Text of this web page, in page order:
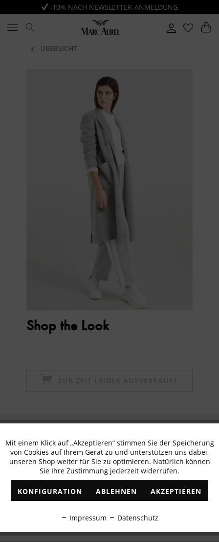
-10% NACH NEWSLETTER-ANMELDUNG
ÜBERSICHT
Shop the Look
erhalten
✓ Exklusive Angebote ✓ Die aktuellsten Trends
Funktionale Aktiv
Marketing Inaktiv
Tracking Inaktiv
Personalisierung Inaktiv
Mit einem Klick auf „Akzeptieren“ stimmen Sie der Speicherung
von Cookies auf Ihrem Gerät zu und unterstützen uns dabei,
unseren Shop weiter für Sie zu optimieren. Natürlich können
Sie Ihre Zustimmung jederzeit widerrufen.
KONFIGURATION ABLEHNEN AKZEPTIEREN
Impressum Datenschutz